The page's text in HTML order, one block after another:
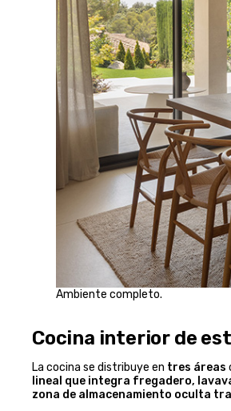
Ambiente completo.
Cocina interior de
La cocina se distribuye en tres áreas
lineal que integra fregadero,
zona de almacenamiento oculta